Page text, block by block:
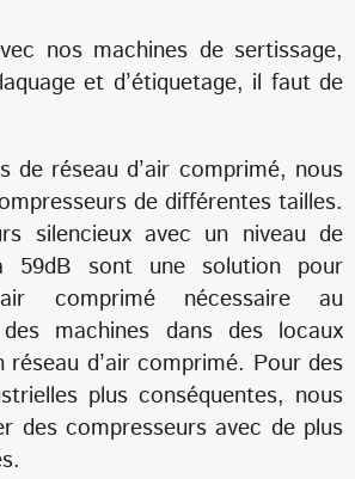
nos machines de sertissage,
et d’étiquetage, il faut de
de réseau d’air comprimé, nous
de différentes tailles.
silencieux avec un niveau de
59dB sont une solution pour
comprimé nécessaire au
machines dans des locaux
réseau d’air comprimé. Pour des
plus conséquentes, nous
des compresseurs avec de plus